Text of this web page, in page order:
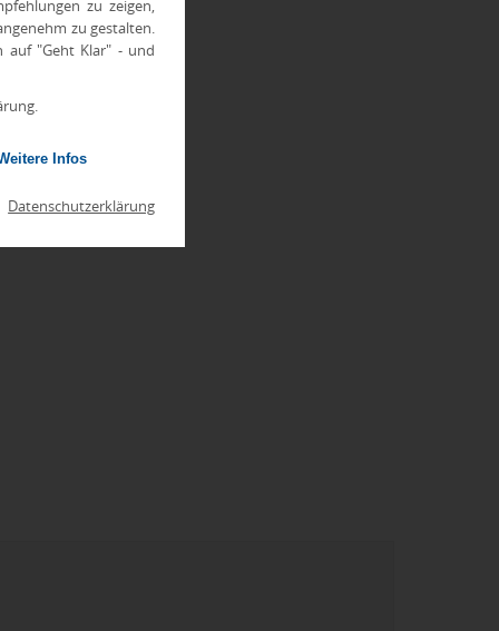
zu zeigen,
zu gestalten.
auf "Geht Klar" - und
Infos
Datenschutzerklärung